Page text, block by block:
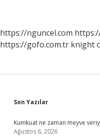
https://nguncel.com
https://gofo.com.tr knight
Sidebar
Son Yazılar
Kumkuat ne zaman meyve
Ağustos 6, 2026